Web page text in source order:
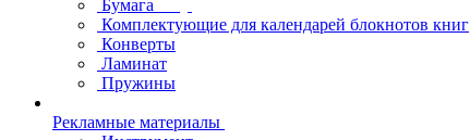
Бумага
Комплектующие для календарей блокнотов книг
Конверты
Ламинат
Пружины
Рекламные материалы